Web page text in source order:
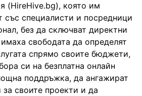
(HireHive.bg), която им
със специалисти и посредници
без да сключват директни
свободата да определят
спрямо своите бюджети,
си на безплатна онлайн
поддръжка, да ангажират
за своите проекти и да